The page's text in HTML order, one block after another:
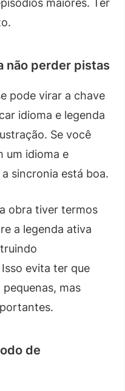
maiores. Ter
não perder pistas
pode virar a chave
idioma e legenda
Se você
um idioma e
sincronia está boa.
obra tiver termos
a legenda ativa
evita ter que
mas
de